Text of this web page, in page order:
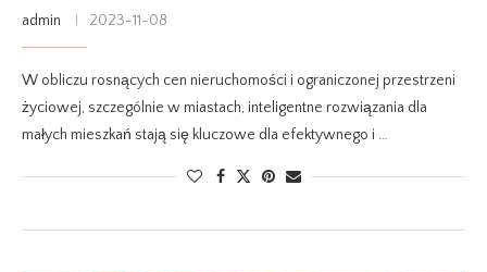
admin 2023-11-08
W obliczu rosnących cen nieruchomości i ograniczonej przestrzeni
życiowej, szczególnie w miastach, inteligentne rozwiązania dla
małych mieszkań stają się kluczowe dla efektywnego i …